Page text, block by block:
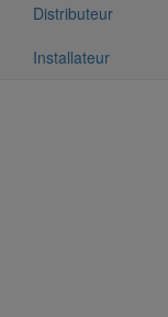
Distributeur
Installateur